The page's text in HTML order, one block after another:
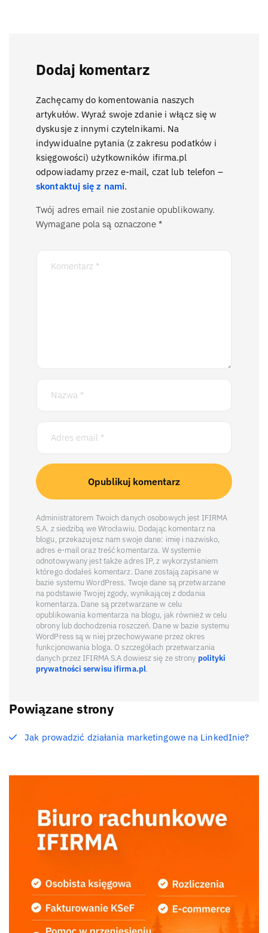
Dodaj komentarz
Zachęcamy do komentowania naszych
artykułów. Wyraź swoje zdanie i włącz się w
dyskusje z innymi czytelnikami. Na
indywidualne pytania (z zakresu podatków i
księgowości) użytkowników ifirma.pl
odpowiadamy przez e-mail, czat lub telefon –
skontaktuj się z nami.
Twój adres email nie zostanie opublikowany.
Wymagane pola są oznaczone *
Administratorem Twoich danych osobowych jest IFIRMA
S.A. z siedzibą we Wrocławiu. Dodając komentarz na
blogu, przekazujesz nam swoje dane: imię i nazwisko,
adres e-mail oraz treść komentarza. W systemie
odnotowywany jest także adres IP, z wykorzystaniem
którego dodałeś komentarz. Dane zostają zapisane w
bazie systemu WordPress. Twoje dane są przetwarzane
na podstawie Twojej zgody, wynikającej z dodania
komentarza. Dane są przetwarzane w celu
opublikowania komentarza na blogu, jak również w celu
obrony lub dochodzenia roszczeń. Dane w bazie systemu
WordPress są w niej przechowywane przez okres
funkcjonowania bloga. O szczegółach przetwarzania
danych przez IFIRMA S.A dowiesz się ze strony polityki
prywatności serwisu ifirma.pl.
Powiązane strony
Jak prowadzić działania marketingowe na LinkedInie?